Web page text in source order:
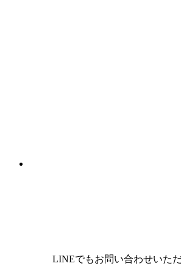
LINEでもお問い合わせいただ